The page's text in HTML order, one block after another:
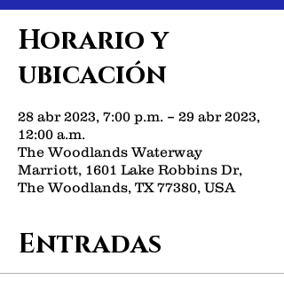
Horario y
ubicación
28 abr 2023, 7:00 p.m. – 29 abr 2023,
12:00 a.m.
The Woodlands Waterway
Marriott, 1601 Lake Robbins Dr,
The Woodlands, TX 77380, USA
Entradas